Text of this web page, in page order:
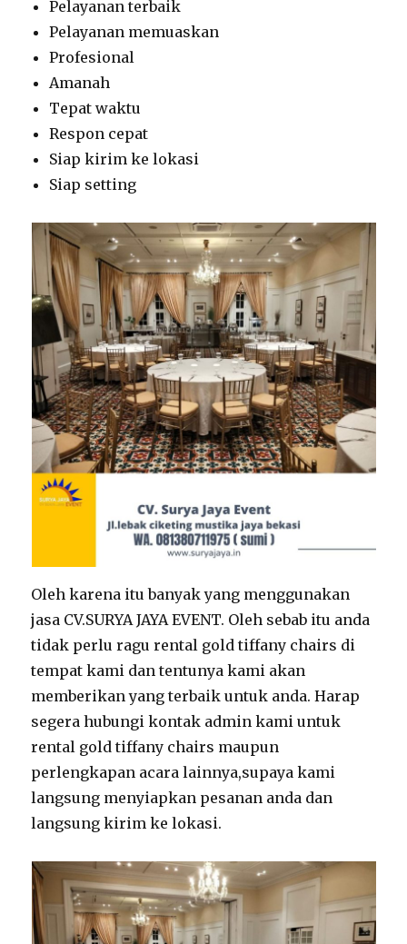
Pelayanan terbaik
Pelayanan memuaskan
Profesional
Amanah
Tepat waktu
Respon cepat
Siap kirim ke lokasi
Siap setting
Oleh karena itu banyak yang menggunakan
jasa CV.SURYA JAYA EVENT. Oleh sebab itu anda
tidak perlu ragu rental gold tiffany chairs di
tempat kami dan tentunya kami akan
memberikan yang terbaik untuk anda. Harap
segera hubungi kontak admin kami untuk
rental gold tiffany chairs maupun
perlengkapan acara lainnya,supaya kami
langsung menyiapkan pesanan anda dan
langsung kirim ke lokasi.